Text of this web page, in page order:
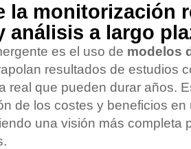
la monitorización
análisis a largo
es el uso de modelos
resultados de estudios
real que pueden durar años.
de los costes y beneficios
una visión más completa